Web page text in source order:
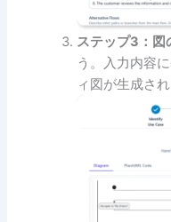
ステップ3：図
う。入力内容
ィ図が生成され